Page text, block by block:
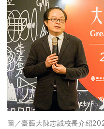
圖／臺藝大陳志誠校長介紹